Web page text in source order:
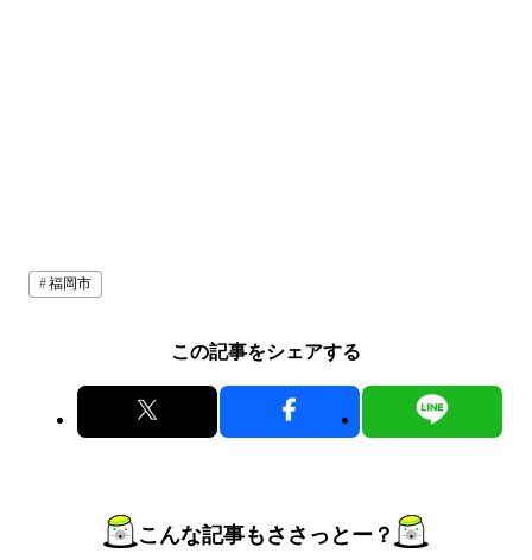
福岡市
この記事をシェアする
こんな記事もささっとー？